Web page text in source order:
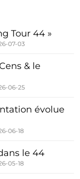
Tour 44 »
07-03
& le
06-25
évolue
06-18
le 44
05-18